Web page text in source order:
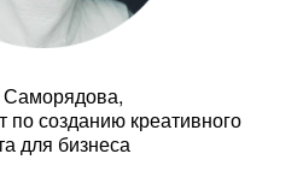
по созданию креативного
для бизнеса